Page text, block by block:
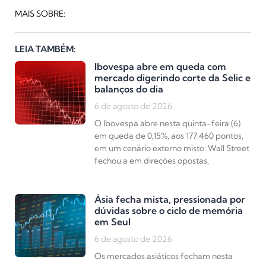
MAIS SOBRE:
LEIA TAMBÉM:
Ibovespa abre em queda com
mercado digerindo corte da Selic e
balanços do dia
6 de agosto de 2026
O Ibovespa abre nesta quinta-feira (6)
em queda de 0,15%, aos 177.460 pontos,
em um cenário externo misto: Wall Street
fechou a em direções opostas,
Ásia fecha mista, pressionada por
dúvidas sobre o ciclo de memória
em Seul
6 de agosto de 2026
Os mercados asiáticos fecham nesta